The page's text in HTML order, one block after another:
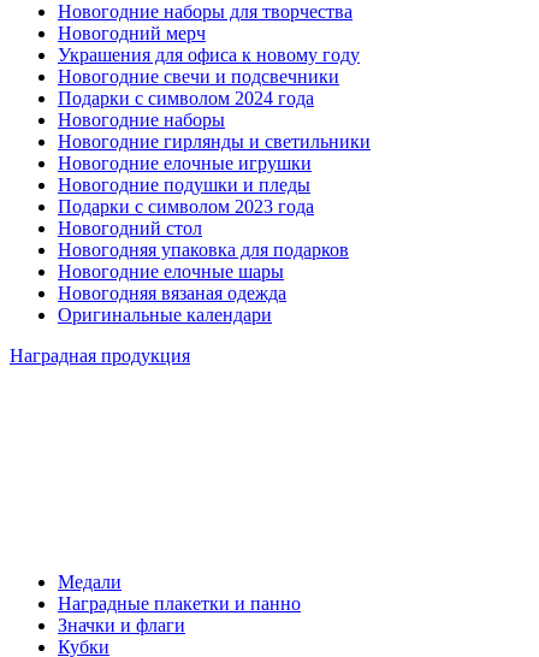
Новогодние наборы для творчества
Новогодний мерч
Украшения для офиса к новому году
Новогодние свечи и подсвечники
Подарки с символом 2024 года
Новогодние наборы
Новогодние гирлянды и светильники
Новогодние елочные игрушки
Новогодние подушки и пледы
Подарки с символом 2023 года
Новогодний стол
Новогодняя упаковка для подарков
Новогодние елочные шары
Новогодняя вязаная одежда
Оригинальные календари
Наградная продукция
Медали
Наградные плакетки и панно
Значки и флаги
Кубки